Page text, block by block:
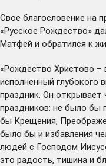
Свое благословение на
«Русское Рождество»
Матфей и обратился к
«Рождество Христово –
исполненный глубокого
праздник. Он открывает
праздников: не было бы
бы Крещения,
было бы и избавления
людей с Господом
это радость, тишина и